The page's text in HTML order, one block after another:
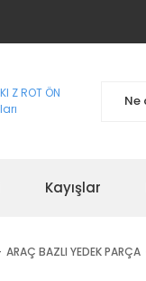
Kayışlar
ARAÇ BAZLI YEDEK PARÇA